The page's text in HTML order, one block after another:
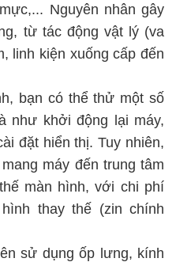
Nguyên nhân gây
từ tác động vật lý (va
linh kiện xuống cấp đến
bạn có thể thử một số
như khởi động lại máy,
đặt hiển thị. Tuy nhiên,
máy đến trung tâm
màn hình, với chi phí
thay thế (zin chính
sử dụng ốp lưng, kính